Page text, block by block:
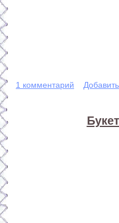
1 комментарий